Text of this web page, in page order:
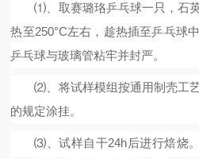
⑴、取赛璐珞乒乓球一只，石
热至250°C左右，趁热插至乒乓球
乒乓球与玻璃管粘牢并封严。
⑵、将试样模组按通用制壳工
的规定涂挂。
⑶、试样自干24h后进行焙烧